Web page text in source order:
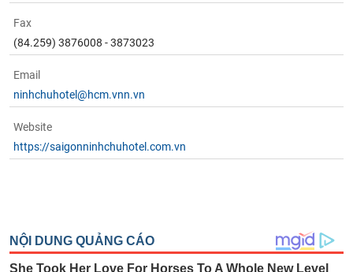
Fax
(84.259) 3876008 - 3873023
Email
ninhchuhotel@hcm.vnn.vn
Website
https://saigonninhchuhotel.com.vn
Tất cả
tức
(-)
viết
Báo
cáo